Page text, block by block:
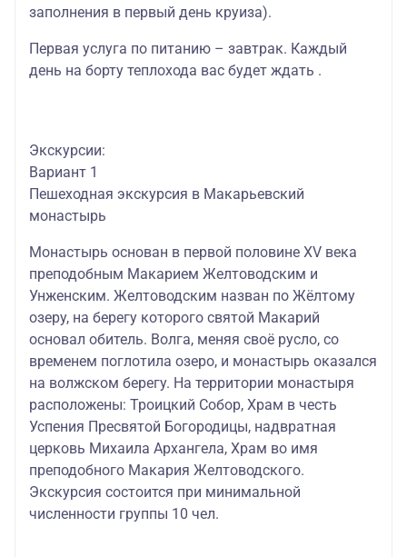
заполнения в первый день круиза).
Первая услуга по питанию – завтрак. Каждый
день на борту теплохода вас будет ждать .
Экскурсии:
Вариант 1
Пешеходная экскурсия в Макарьевский
монастырь
Монастырь основан в первой половине XV века
преподобным Макарием Желтоводским и
Унженским. Желтоводским назван по Жёлтому
озеру, на берегу которого святой Макарий
основал обитель. Волга, меняя своё русло, со
временем поглотила озеро, и монастырь оказался
на волжском берегу. На территории монастыря
расположены: Троицкий Собор, Храм в честь
Успения Пресвятой Богородицы, надвратная
церковь Михаила Архангела, Храм во имя
преподобного Макария Желтоводского.
Экскурсия состоится при минимальной
численности группы 10 чел.